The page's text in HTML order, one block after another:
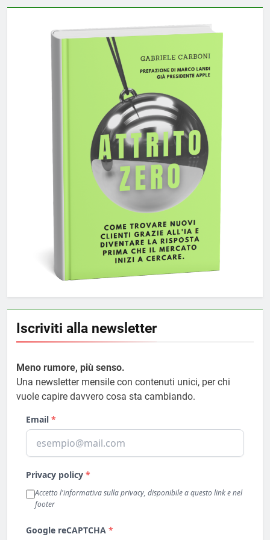
Iscriviti alla newsletter
Meno rumore, più senso.
Una newsletter mensile con contenuti unici, per chi
vuole capire davvero cosa sta cambiando.